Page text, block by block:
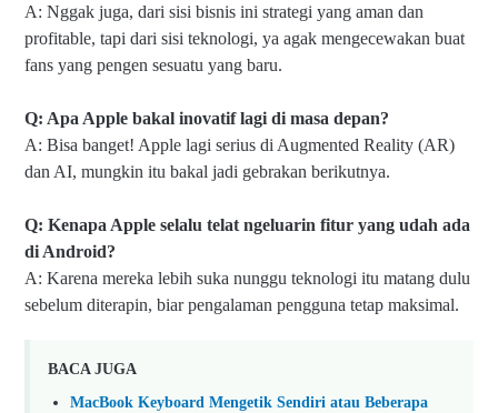
A: Nggak juga, dari sisi bisnis ini strategi yang aman dan
profitable, tapi dari sisi teknologi, ya agak mengecewakan buat
fans yang pengen sesuatu yang baru.
Q: Apa Apple bakal inovatif lagi di masa depan?
A: Bisa banget! Apple lagi serius di Augmented Reality (AR)
dan AI, mungkin itu bakal jadi gebrakan berikutnya.
Q: Kenapa Apple selalu telat ngeluarin fitur yang udah ada
di Android?
A: Karena mereka lebih suka nunggu teknologi itu matang dulu
sebelum diterapin, biar pengalaman pengguna tetap maksimal.
BACA JUGA
MacBook Keyboard Mengetik Sendiri atau Beberapa